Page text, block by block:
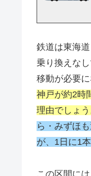
鉄道は東海
乗り換えな
移動が必要に
神戸が約2時
理由でしょう
ら・みずほ
が、1日に1
この区間に